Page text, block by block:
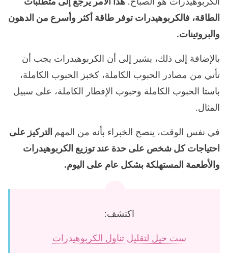
الطاقة، فالكربوهيدرات توفر طاقة أكثر وأسرع من الدهون
والبروتينات.
بالإضافة إلى ذلك، يشير إلى أن الكربوهيدرات يجب أن
تأتي من مصادر الحبوب الكاملة، كخبز الحبوب الكاملة،
باستا الحبوب الكاملة وحبوب الإفطار الكاملة، على سبيل
المثال.
في نفس الوقت، ينصح الخبراء بأنه من المهم التركيز على
احتياجات كل شخص على حدة عند توزيع الكربوهيدرات
والأطعمة المستهلكة بشكل عام على اليوم.
اكتشف:
ست حيل لتقليل تناول الكربوهيدرات